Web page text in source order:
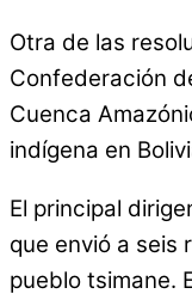
Otra de las
Confederación
Cuenca
indígena en
El principal
que envió a seis
pueblo tsimane.